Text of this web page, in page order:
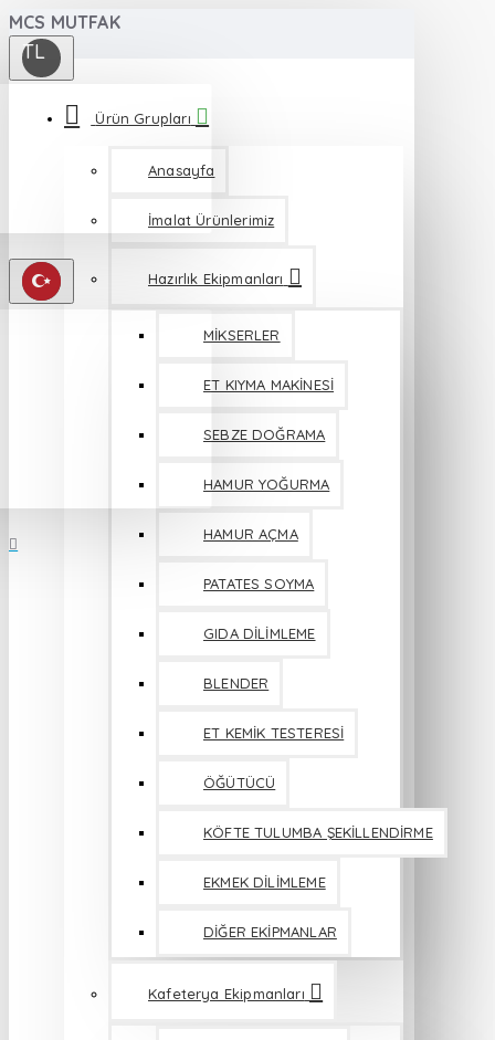
MCS MUTFAK
TL
Ürün Grupları
Anasayfa
İmalat Ürünlerimiz
Hazırlık Ekipmanları
MİKSERLER
ET KIYMA MAKİNESİ
SEBZE DOĞRAMA
HAMUR YOĞURMA
HAMUR AÇMA
PATATES SOYMA
GIDA DİLİMLEME
BLENDER
ET KEMİK TESTERESİ
ÖĞÜTÜCÜ
KÖFTE TULUMBA ŞEKİLLENDİRME
EKMEK DİLİMLEME
DİĞER EKİPMANLAR
Kafeterya Ekipmanları